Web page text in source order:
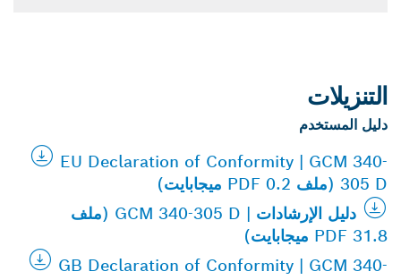
التنزيلات
دليل المستخدم
EU Declaration of Conformity | GCM 340-
305 D (ملف PDF 0.2 ميجابايت)
دليل الإرشادات | GCM 340-305 D (ملف
PDF 31.8 ميجابايت)
GB Declaration of Conformity | GCM 340-